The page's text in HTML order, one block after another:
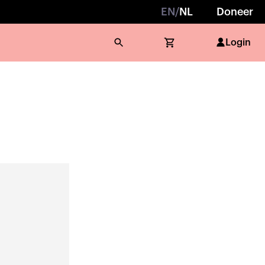
EN /NL Doneer
Login